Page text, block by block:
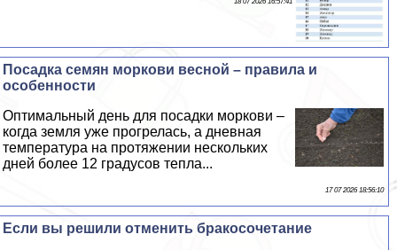
Посадка семян моркови весной – правила и
особенности
Оптимальный день для посадки моркови –
когда земля уже прогрелась, а дневная
температура на протяжении нескольких
дней более 12 градусов тепла...
17 07 2026 18:56:10
Если вы решили отменить бpaкосочетание